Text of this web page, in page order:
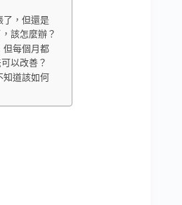
了，但還是
該怎麼辦？
但每個月都
以改善？
知道該如何